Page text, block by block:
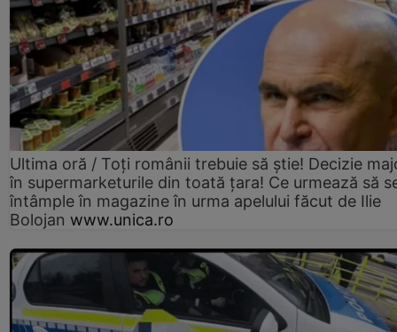
Ultima oră / Toți românii trebuie să știe! Decizie
în supermarketurile din toată țara! Ce urmează să
întâmple în magazine în urma apelului făcut de Ilie
Bolojan www.unica.ro